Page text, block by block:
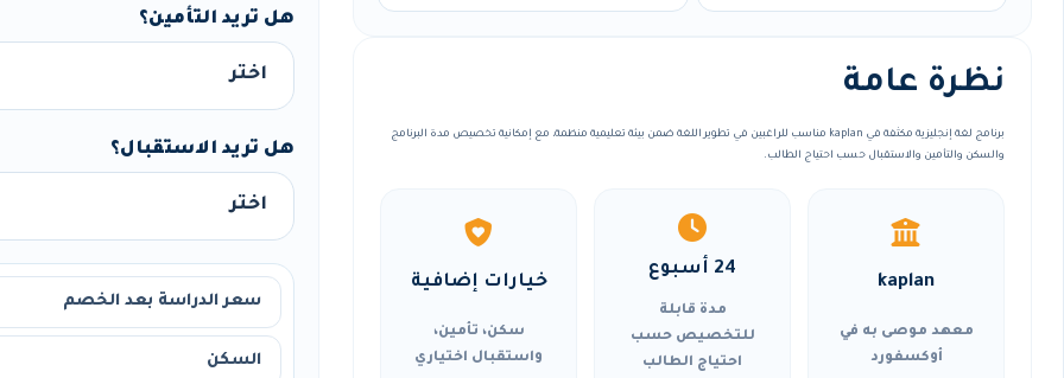
نظرة عامة
برنامج لغة إنجليزية مكثفة في kaplan مناسب للراغبين في تطوير اللغة ضمن بيئة تعليمية منظمة، مع إمكانية تخصيص مدة البرنامج
والسكن والتأمين والاستقبال حسب احتياج الطالب.
kaplan
معهد موصى به في
أوكسفورد
24 أسبوع
مدة قابلة
للتخصيص حسب
احتياج الطالب
خيارات إضافية
سكن، تأمين،
واستقبال اختياري
هل تريد التأمين؟
هل تريد الاستقبال؟
سعر الدراسة بعد الخصم
السكن